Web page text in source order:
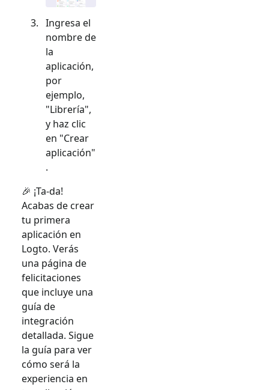
Ingresa el
nombre de
la
aplicación,
por
ejemplo,
"Librería",
y haz clic
en "Crear
aplicación"
.
🎉 ¡Ta-da!
Acabas de crear
tu primera
aplicación en
Logto. Verás
una página de
felicitaciones
que incluye una
guía de
integración
detallada. Sigue
la guía para ver
cómo será la
experiencia en